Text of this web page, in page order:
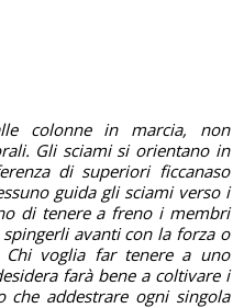
colonne in marcia, non
Gli sciami si orientano in
di superiori ficcanaso
guida gli sciami verso i
di tenere a freno i membri
avanti con la forza o
voglia far tenere a uno
farà bene a coltivare i
addestrare ogni singola